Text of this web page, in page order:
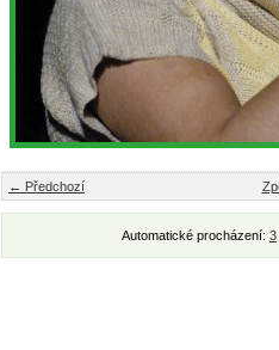
← Předchozí
Automatické procházení: 3